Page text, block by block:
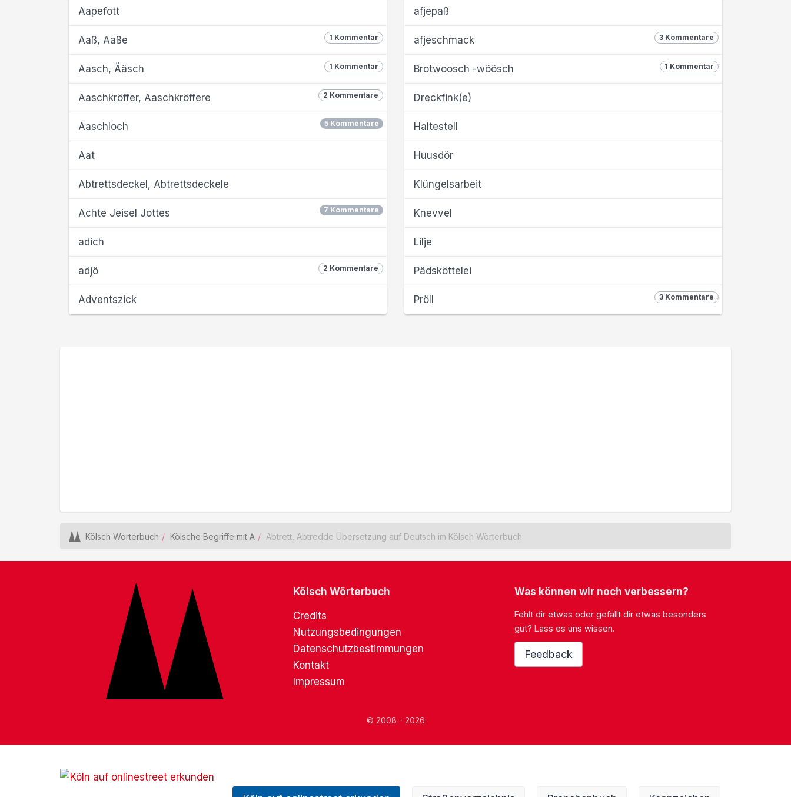
Aapefott
1 Kommentar
Aaß, Aaße
1 Kommentar
Aasch, Ääsch
2 Kommentare
Aaschkröffer, Aaschkröffere
5 Kommentare
Aaschloch
Aat
Abtrettsdeckel, Abtrettsdeckele
7 Kommentare
Achte Jeisel Jottes
adich
2 Kommentare
adjö
Adventszick
afjepaß
3 Kommentare
afjeschmack
1 Kommentar
Brotwoosch -wöösch
Dreckfink(e)
Haltestell
Huusdör
Klüngelsarbeit
Knevvel
Lilje
Pädsköttelei
3 Kommentare
Pröll
Kölsch Wörterbuch Kölsche Begriffe mit A Abtrett, Abtredde Übersetzung auf Deutsch im Kölsch Wörterbuch
Kölsch Wörterbuch
Credits
Nutzungsbedingungen
Datenschutzbestimmungen
Kontakt
Impressum
Was können wir noch verbessern?
Fehlt dir etwas oder gefällt dir etwas besonders
gut? Lass es uns wissen.
Feedback
© 2008 - 2026